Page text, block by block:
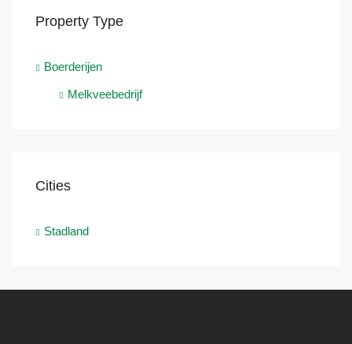
Property Type
Boerderijen
Melkveebedrijf
Cities
Stadland